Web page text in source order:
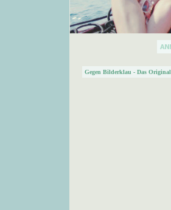
Gegen Bilderklau - Das Original